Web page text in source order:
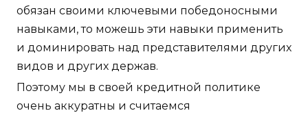
обязан своими ключевыми победоносными
навыками, то можешь эти навыки применить
и доминировать над представителями других
видов и других держав.
Поэтому мы в своей кредитной политике
очень аккуратны и считаемся